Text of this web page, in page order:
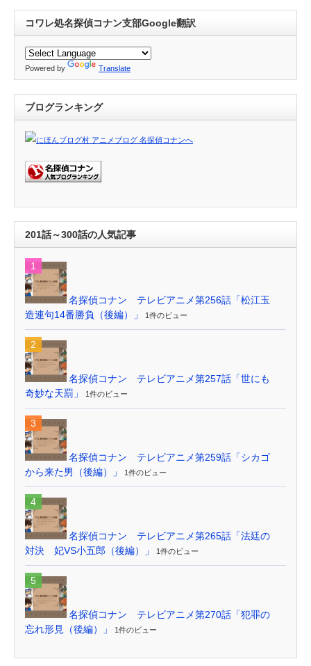
コワレ処名探偵コナン支部Google翻訳
Powered by Translate
ブログランキング
201話～300話の人気記事
名探偵コナン テレビアニメ第256話「松江玉
造連句14番勝負（後編）」
1件のビュー
名探偵コナン テレビアニメ第257話「世にも
奇妙な天罰」
1件のビュー
名探偵コナン テレビアニメ第259話「シカゴ
から来た男（後編）」
1件のビュー
名探偵コナン テレビアニメ第265話「法廷の
対決 妃VS小五郎（後編）」
1件のビュー
名探偵コナン テレビアニメ第270話「犯罪の
忘れ形見（後編）」
1件のビュー